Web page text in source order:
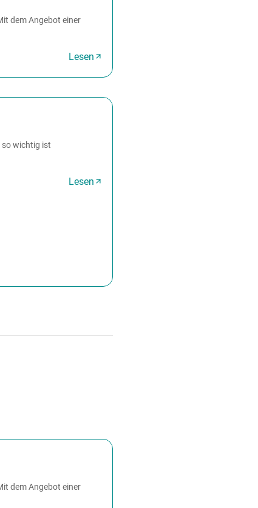
dem Angebot einer
Lesen
so wichtig ist
Lesen
dem Angebot einer